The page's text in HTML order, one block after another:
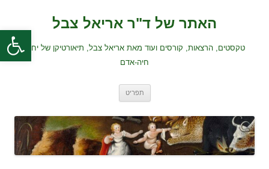
פתח
האתר של ד"ר אריאל צבל
טקסטים, הרצאות, קורסים ועוד מאת אריאל צבל, תיאורטיקן של יחסי
חיה-אדם
תפריט